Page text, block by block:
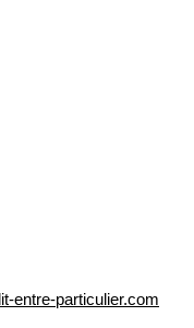
entre-particulier.com